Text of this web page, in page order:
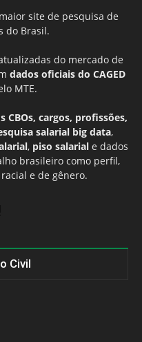
site de pesquisa de
do Brasil.
do mercado de
dados oficiais do CAGED
MTE.
CBOs, cargos, profissões,
salarial big data,
, piso salarial e dados
brasileiro como perfil,
e de gênero.
Civil